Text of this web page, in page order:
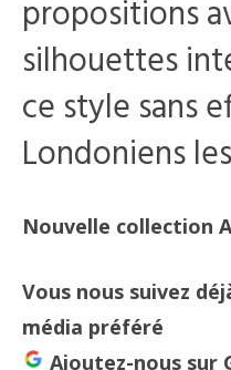
propositions
silhouettes
ce style sans
Londoniens
Nouvelle collection
Vous nous suivez
média préféré
Ajoutez-nous sur